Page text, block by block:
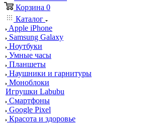
Корзина 0
Каталог
Apple iPhone
Samsung Galaxy
Ноутбуки
Умные часы
Планшеты
Наушники и гарнитуры
Моноблоки
Игрушки Labubu
Смартфоны
Google Pixel
Красота и здоровье